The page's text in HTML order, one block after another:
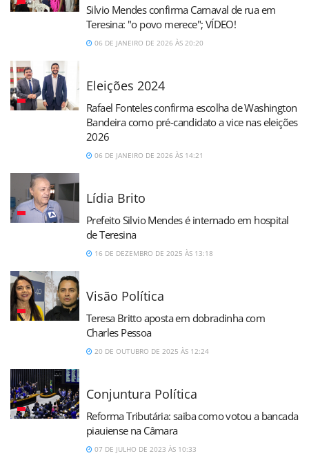
Silvio Mendes confirma Carnaval de rua em
Teresina: "o povo merece"; VÍDEO!
06 DE JANEIRO DE 2026 ÀS 20:20
Eleições 2024
Rafael Fonteles confirma escolha de Washington
Bandeira como pré-candidato a vice nas eleições
2026
06 DE JANEIRO DE 2026 ÀS 14:21
Lídia Brito
Prefeito Silvio Mendes é internado em hospital
de Teresina
16 DE DEZEMBRO DE 2025 ÀS 13:18
Visão Política
Teresa Britto aposta em dobradinha com
Charles Pessoa
20 DE OUTUBRO DE 2025 ÀS 12:24
Conjuntura Política
Reforma Tributária: saiba como votou a bancada
piauiense na Câmara
07 DE JULHO DE 2023 ÀS 10:33